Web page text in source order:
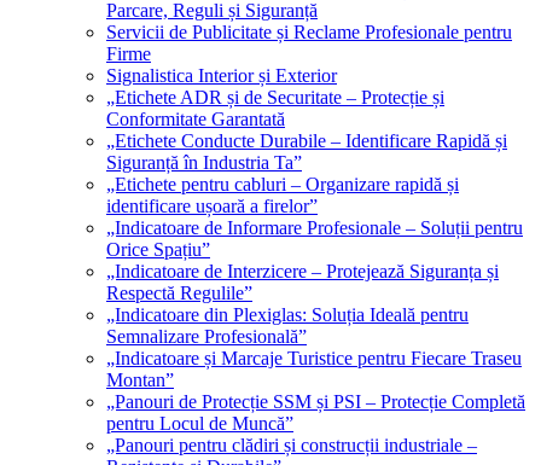
Parcare, Reguli și Siguranță
Servicii de Publicitate și Reclame Profesionale pentru
Firme
Signalistica Interior și Exterior
„Etichete ADR și de Securitate – Protecție și
Conformitate Garantată
„Etichete Conducte Durabile – Identificare Rapidă și
Siguranță în Industria Ta”
„Etichete pentru cabluri – Organizare rapidă și
identificare ușoară a firelor”
„Indicatoare de Informare Profesionale – Soluții pentru
Orice Spațiu”
„Indicatoare de Interzicere – Protejează Siguranța și
Respectă Regulile”
„Indicatoare din Plexiglas: Soluția Ideală pentru
Semnalizare Profesională”
„Indicatoare și Marcaje Turistice pentru Fiecare Traseu
Montan”
„Panouri de Protecție SSM și PSI – Protecție Completă
pentru Locul de Muncă”
„Panouri pentru clădiri și construcții industriale –